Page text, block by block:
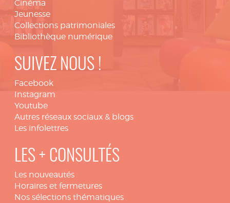
Cinéma
Jeunesse
Collections patrimoniales
Bibliothèque numérique
SUIVEZ NOUS !
Facebook
Instagram
Youtube
Autres réseaux sociaux & blogs
Les infolettres
LES + CONSULTÉS
Les nouveautés
Horaires et fermetures
Nos sélections thématiques